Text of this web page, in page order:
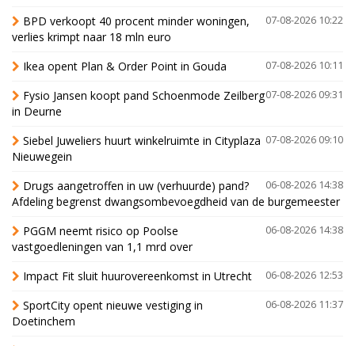
07-08-2026 10:22
BPD verkoopt 40 procent minder woningen,
verlies krimpt naar 18 mln euro
07-08-2026 10:11
Ikea opent Plan & Order Point in Gouda
07-08-2026 09:31
Fysio Jansen koopt pand Schoenmode Zeilberg
in Deurne
07-08-2026 09:10
Siebel Juweliers huurt winkelruimte in Cityplaza
Nieuwegein
06-08-2026 14:38
Drugs aangetroffen in uw (verhuurde) pand?
Afdeling begrenst dwangsombevoegdheid van de burgemeester
06-08-2026 14:38
PGGM neemt risico op Poolse
vastgoedleningen van 1,1 mrd over
06-08-2026 12:53
Impact Fit sluit huurovereenkomst in Utrecht
06-08-2026 11:37
SportCity opent nieuwe vestiging in
Doetinchem